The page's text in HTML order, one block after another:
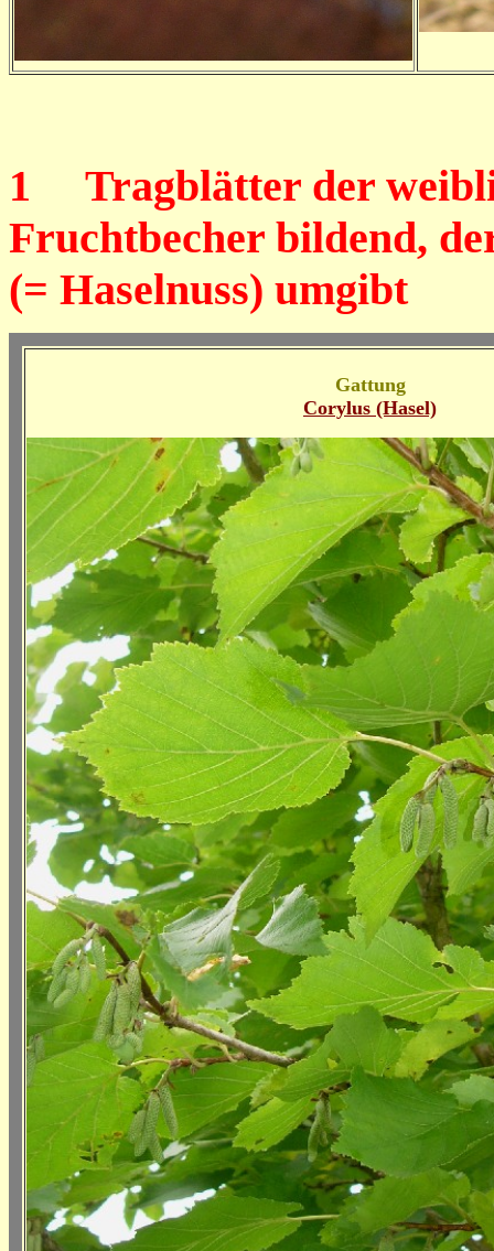
1 Tragblätter der
Fruchtbecher bildend,
(= Haselnuss) umgibt
Gattung
Corylus (Hasel)